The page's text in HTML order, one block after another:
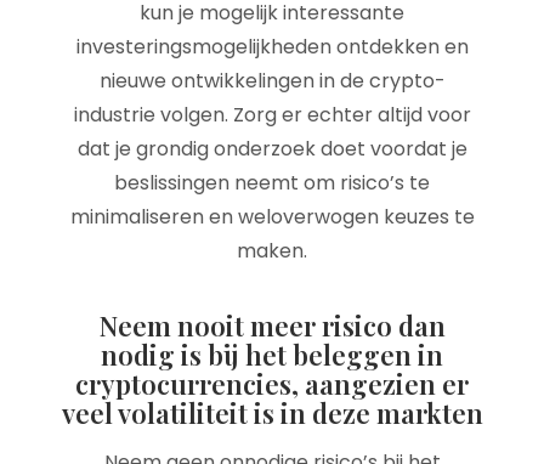
kun je mogelijk interessante
investeringsmogelijkheden ontdekken en
nieuwe ontwikkelingen in de crypto-
industrie volgen. Zorg er echter altijd voor
dat je grondig onderzoek doet voordat je
beslissingen neemt om risico’s te
minimaliseren en weloverwogen keuzes te
maken.
Neem nooit meer risico dan
nodig is bij het beleggen in
cryptocurrencies, aangezien er
veel volatiliteit is in deze markten